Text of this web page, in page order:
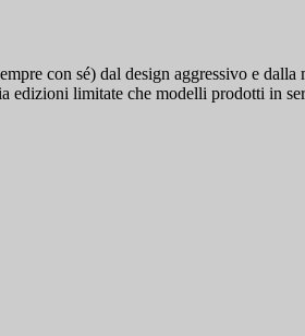
con sé) dal design aggressivo e dalla
edizioni limitate che modelli prodotti in